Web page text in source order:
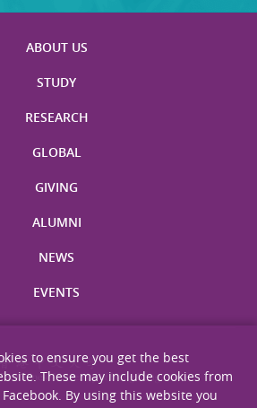
ABOUT US
STUDY
RESEARCH
GLOBAL
GIVING
ALUMNI
NEWS
EVENTS
to ensure you get the best
These may include cookies from
By using this website you